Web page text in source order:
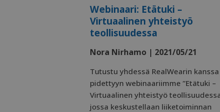
Webinaari: Etätuki –
Virtuaalinen yhteistyö
teollisuudessa
Nora Nirhamo | 2021/05/21
Tutustu yhdessä RealWearin kanssa
pidettyyn webinaariimme ”Etätuki –
Virtuaalinen yhteistyö
jossa keskustellaan liiketoiminnan
UserMatchHistory
ANONCHK
ln_or